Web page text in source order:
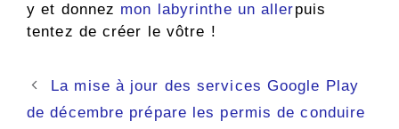
y et donnez mon labyrinthe un allerpuis
tentez de créer le vôtre !
Navigation
des
La mise à jour des services Google Play
de décembre prépare les permis de conduire